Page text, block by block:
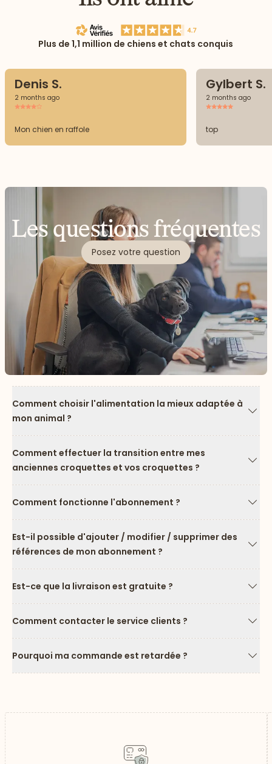
Plus de 1,1 million de chiens et chats conquis
Denis S.
2 months ago
Mon chien en raffole
Gylbert S.
2 months ago
top
Les questions fréquentes
Posez votre question
Comment choisir l'alimentation la mieux adaptée à
mon animal ?
Comment effectuer la transition entre mes
anciennes croquettes et vos croquettes ?
Comment fonctionne l'abonnement ?
Est-il possible d'ajouter / modifier / supprimer des
références de mon abonnement ?
Est-ce que la livraison est gratuite ?
Comment contacter le service clients ?
Pourquoi ma commande est retardée ?